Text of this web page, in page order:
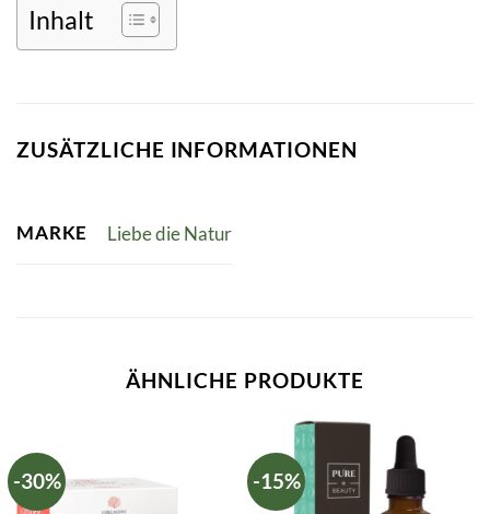
Inhalt
ZUSÄTZLICHE INFORMATIONEN
MARKE Liebe die Natur
ÄHNLICHE PRODUKTE
-30% -15%